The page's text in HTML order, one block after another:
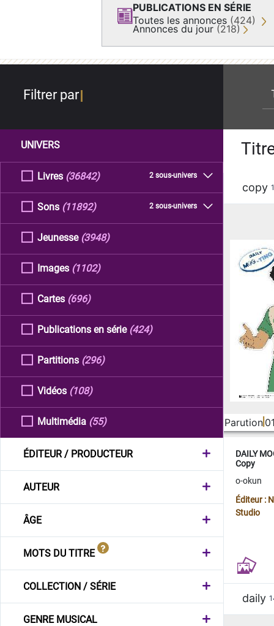
PUBLICATIONS EN SÉRIE
Toutes les annonces (424)
Annonces du jour (218)
Filtrer par
UNIVERS
Livres 2 sous-univers
(36842)
Sons 2 sous-univers
(11892)
Jeunesse (3948)
Images (1102)
Cartes (696)
Publications en série (424)
Partitions (296)
Vidéos (108)
Multimédia (55)
ÉDITEUR / PRODUCTEUR
AUTEUR
ÂGE
MOTS DU TITRE
COLLECTION / SÉRIE
GENRE MUSICAL
copy
Parution
DAILY
Copy
o-okun
Éditeur :
Studio
daily